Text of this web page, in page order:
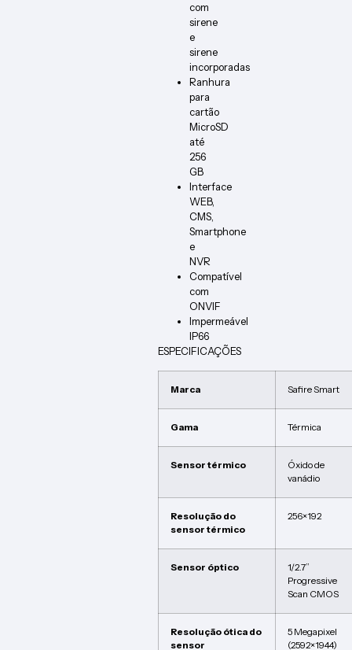
com
sirene
e
sirene
incorporadas
Ranhura
para
cartão
MicroSD
até
256
GB
Interface
WEB,
CMS,
Smartphone
e
NVR
Compatível
com
ONVIF
Impermeável
IP66
ESPECIFICAÇÕES
Marca Safire Smart
Gama Térmica
Sensor térmico
Óxido de
vanádio
Resolução do
sensor térmico
256×192
Sensor óptico
1/2.7”
Progressive
Scan CMOS
Resolução ótica do
sensor
5 Megapixel
(2592×1944)